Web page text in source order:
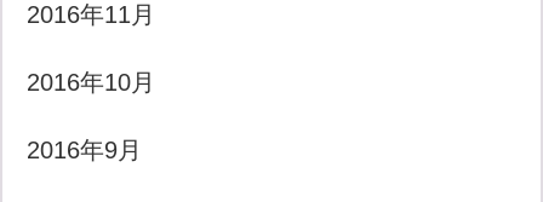
2016年11月
2016年10月
2016年9月